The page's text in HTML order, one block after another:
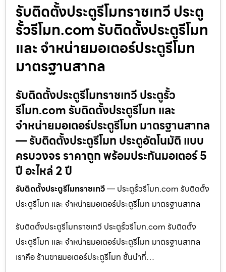
รับติดตั้งประตูรีโมทราชเทวี ประตู
รั้วรีโมท.com รับติดตั้งประตูรีโมท
และ จำหน่ายมอเตอร์ประตูรีโมท
มาตรฐานสากล
รับติดตั้งประตูรีโมทราชเทวี ประตูรั้ว
รีโมท.com รับติดตั้งประตูรีโมท และ
จำหน่ายมอเตอร์ประตูรีโมท มาตรฐานสากล
— รับติดตั้งประตูรีโมท ประตูอัตโนมัติ แบบ
ครบวงจร ราคาถูก พร้อมประกันมอเตอร์ 5
ปี อะไหล่ 2 ปี
รับติดตั้งประตูรีโมทราชเทวี— ประตูรั้วรีโมท.com รับติดตั้ง
ประตูรีโมท และ จำหน่ายมอเตอร์ประตูรีโมท มาตรฐานสากล
รับติดตั้งประตูรีโมทราชเทวี ประตูรั้วรีโมท.com รับติดตั้ง
ประตูรีโมท และ จำหน่ายมอเตอร์ประตูรีโมท มาตรฐานสากล
เราคือ ร้านขายมอเตอร์ประตูรีโมท ชั้นนำที่…